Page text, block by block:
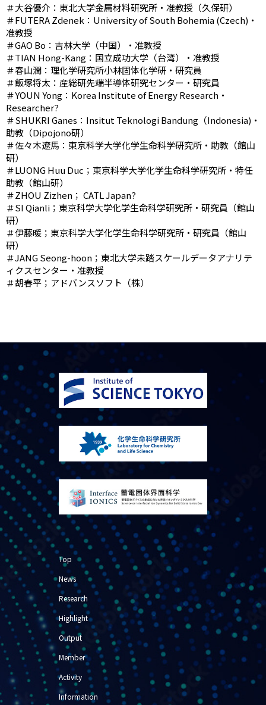
＃大谷優介：東北大学金属材料研究所・准教授（久保研）
＃FUTERA Zdenek：University of South Bohemia (Czech)・
准教授
＃GAO Bo：吉林大学（中国）・准教授
＃TIAN Hong-Kang：国立成功大学（台湾）・准教授
＃春山潤：理化学研究所小林固体化学研・研究員
＃飯塚将太：産総研先端半導体研究センター・研究員
＃YOUN Yong：Korea Institute of Energy Research・
Researcher?
＃SHUKRI Ganes：Insitut Teknologi Bandung（Indonesia)・
助教（Dipojono研）
＃佐々木遼馬：東京科学大学化学生命科学研究所・助教（館山
研）
＃LUONG Huu Duc；東京科学大学化学生命科学研究所・特任
助教（館山研）
＃ZHOU Zizhen； CATL Japan?
＃SI Qianli；東京科学大学化学生命科学研究所・研究員（館山
研）
＃伊藤暖；東京科学大学化学生命科学研究所・研究員（館山
研）
＃JANG Seong-hoon；東北大学未踏スケールデータアナリテ
ィクスセンター・准教授
＃胡春平；アドバンスソフト（株）
Top
News
Research
Highlight
Output
Member
Activity
Information